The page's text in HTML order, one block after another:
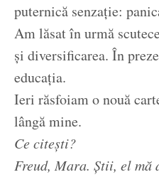
puternică senzație:
Am lăsat în urmă
și diversificarea. În
educația.
Ieri răsfoiam o nouă
lângă mine.
Ce citești?
Freud, Mara. Știi, el mă